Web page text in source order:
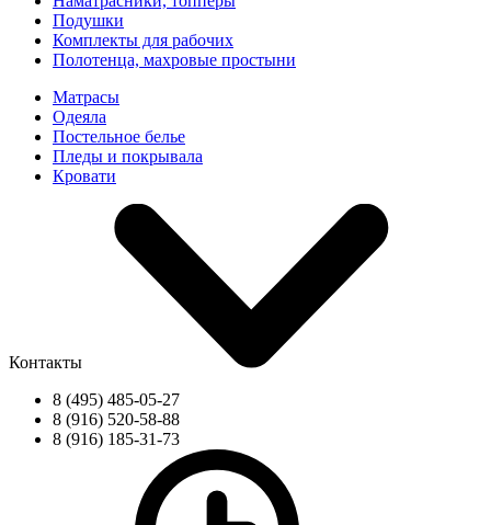
Подушки
Комплекты для рабочих
Полотенца, махровые простыни
Матрасы
Одеяла
Постельное белье
Пледы и покрывала
Кровати
Контакты
8 (495) 485-05-27
8 (916) 520-58-88
8 (916) 185-31-73